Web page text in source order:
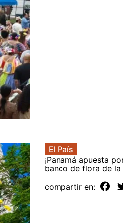
El País
¡Panamá apuesta
banco de flora de la
compartir en: